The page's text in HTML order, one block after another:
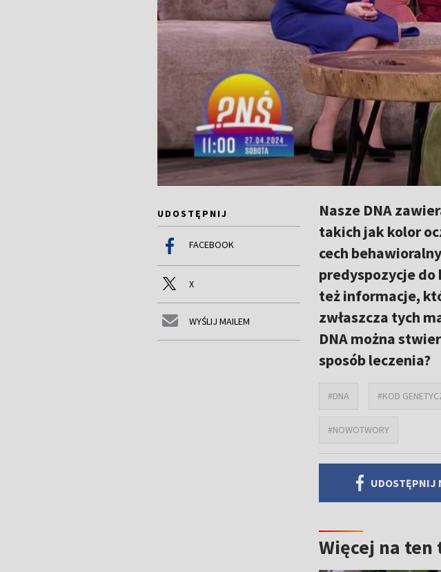
UDOSTĘPNIJ
FACEBOOK
X
WYŚLIJ MAILEM
Nasze DNA
takich jak kolor
cech
predyspozycje do
też informacje,
zwłaszcza tych
DNA można
sposób leczenia?
#DNA #KOD
#NOWOTWORY
UDOSTĘPNIJ
Więcej na ten